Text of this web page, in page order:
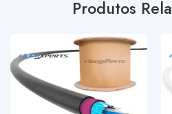
Produtos